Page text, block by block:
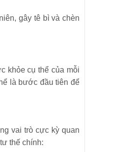
gây tê bì và chèn
khỏe cụ thể của mỗi
là bước đầu tiên để
vai trò cực kỳ quan
thế chính: